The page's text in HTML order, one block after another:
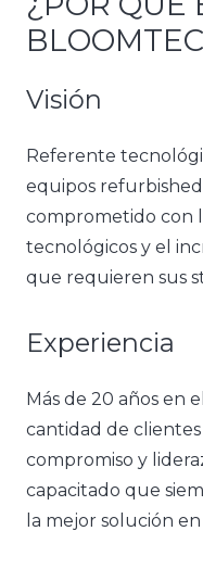
Visión
Referente
equipos
comprometido con
tecnológicos y el
que requieren sus
Experiencia
Más de 20 años en
cantidad de
compromiso y
capacitado que
la mejor solución